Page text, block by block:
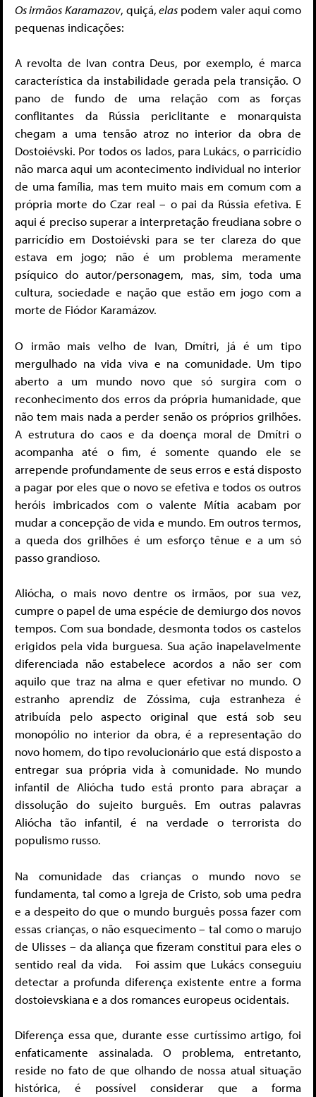
Os irmãos Karamazov, quiçá,elas podem valer aqui como
pequenas indicações:
A revolta de Ivan contra Deus, por exemplo, é marca
característica da instabilidade gerada pela transição. O
pano de fundo de uma relação com as forças
conflitantes da Rússia periclitante e monarquista
chegam a uma tensão atroz no interior da obra de
Dostoiévski. Por todos os lados, para Lukács, o parricídio
não marca aqui um acontecimento individual no interior
de uma família, mas tem muito mais em comum com a
própria morte do Czar real – o pai da Rússia efetiva. E
aqui é preciso superar a interpretação freudiana sobre o
parricídio em Dostoiévski para se ter clareza do que
estava em jogo; não é um problema meramente
psíquico do autor/personagem, mas, sim, toda uma
cultura, sociedade e nação que estão em jogo com a
morte de Fiódor Karamázov.
O irmão mais velho de Ivan, Dmítri, já é um tipo
mergulhado na vida viva e na comunidade. Um tipo
aberto a um mundo novo que só surgira com o
reconhecimento dos erros da própria humanidade, que
não tem mais nada a perder senão os próprios grilhões.
A estrutura do caos e da doença moral de Dmítri o
acompanha até o fim, é somente quando ele se
arrepende profundamente de seus erros e está disposto
a pagar por eles que o novo se efetiva e todos os outros
heróis imbricados com o valente Mítia acabam por
mudar a concepção de vida e mundo. Em outros termos,
a queda dos grilhões é um esforço tênue e a um só
passo grandioso.
Aliócha, o mais novo dentre os irmãos, por sua vez,
cumpre o papel de uma espécie de demiurgo dos novos
tempos. Com sua bondade, desmonta todos os castelos
erigidos pela vida burguesa. Sua ação inapelavelmente
diferenciada não estabelece acordos a não ser com
aquilo que traz na alma e quer efetivar no mundo. O
estranho aprendiz de Zóssima, cuja estranheza é
atribuída pelo aspecto original que está sob seu
monopólio no interior da obra, é a representação do
novo homem, do tipo revolucionário que está disposto a
entregar sua própria vida à comunidade. No mundo
infantil de Aliócha tudo está pronto para abraçar a
dissolução do sujeito burguês. Em outras palavras
Aliócha tão infantil, é na verdade o terrorista do
populismo russo.
Na comunidade das crianças o mundo novo se
fundamenta, tal como a Igreja de Cristo, sob uma pedra
e a despeito do que o mundo burguês possa fazer com
essas crianças, o não esquecimento – tal como o marujo
de Ulisses – da aliança que fizeram constitui para eles o
sentido real da vida. Foi assim que Lukács conseguiu
detectar a profunda diferença existente entre a forma
dostoievskiana e a dos romances europeus ocidentais.
Diferença essa que, durante esse curtíssimo artigo, foi
enfaticamente assinalada. O problema, entretanto,
reside no fato de que olhando de nossa atual situação
histórica, é possível considerar que a forma